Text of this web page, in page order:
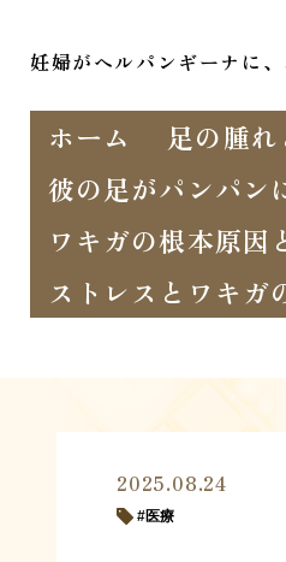
妊婦がヘルパンギーナに
ホーム 足の腫
彼の足がパンパン
ワキガの根本原因
ストレスとワキガ
2025.08.24
医療